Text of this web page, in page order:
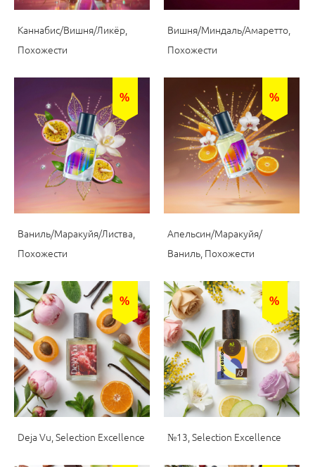
Каннабис/Вишня/Ликёр,
Похожести
Вишня/Миндаль/Амаретто,
Похожести
%
Ваниль/Маракуйя/Листва,
Похожести
%
Апельсин/Маракуйя/
Ваниль, Похожести
%
Deja Vu, Selection Excellence
%
№13, Selection Excellence